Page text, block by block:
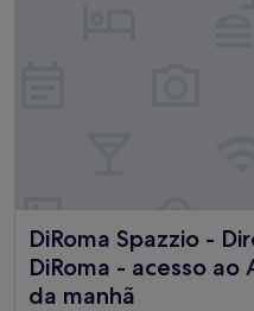
DiRoma Spazzio -
DiRoma - acesso
da manhã
DiRoma Spazzio - Direto